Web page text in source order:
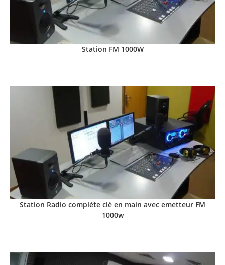
Station FM 1000W
Station Radio compléte clé en main avec emetteur FM
1000w